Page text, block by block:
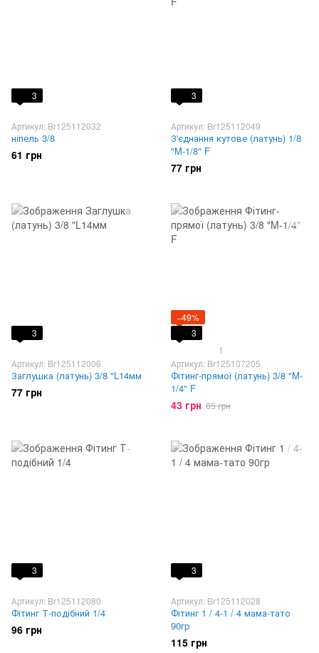
3
Артикул: Br125112032
ніпель 3/8
61 грн
3
Артикул: Br125112049
З'єднання кутове (латунь) 1/8
"M-1/8" F
77 грн
3
Артикул: Br125112006
Заглушка (латунь) 3/8 "L14мм
77 грн
−49%
3
1
Артикул: Br125107205
Фітинг-прямої (латунь) 3/8 "M-
1/4" F
43 грн 85 грн
3
Артикул: Br125112080
Фітинг Т-подібний 1/4
96 грн
3
Артикул: Br125112028
Фітинг 1 / 4-1 / 4 мама-тато
90гр
115 грн